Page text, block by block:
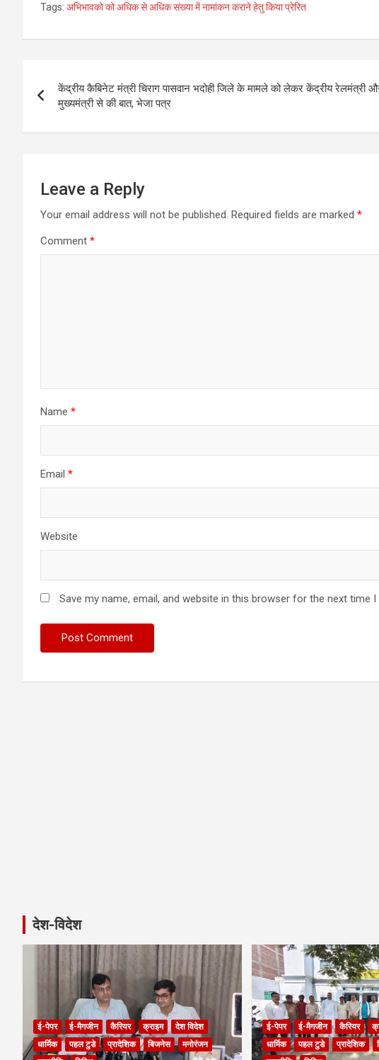
Tags: अभिभावको को अधिक से अधिक संख्या में नामांकन कराने हेतु किया प्रेरित
navigation
केंद्रीय कैबिनेट मंत्री चिराग पासवान भदोही जिले के मामले को लेकर केंद्रीय रेलमंत्री
मुख्यमंत्री से की बात, भेजा पत्र
Leave a Reply
Your email address will not be published. Required fields are marked *
Comment *
Name *
Email *
Website
Save my name, email, and website in this browser for the next time
देश-विदेश
ई-पेपर ई-मैगजीन कैरियर क्राइम
देश विदेश
धार्मिक
पहल टुडे प्रादेशिक बिजनेस
मनोरंजन
ई-पेपर ई-मैगजीन कैरियर
धार्मिक
पहल टुडे प्रादेशिक